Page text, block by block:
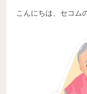
こんにちは、セコム